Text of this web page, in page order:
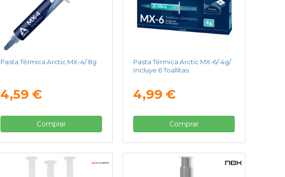
Pasta Térmica Arctic MX-4/ 8g
4,59 €
Comprar
Pasta Térmica Arctic MX-6/ 4g/
Incluye 6 Toallitas
4,99 €
Comprar